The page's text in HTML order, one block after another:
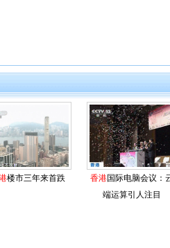
楼市三年来首跌 香港国际电脑会议：
端运算引人注目